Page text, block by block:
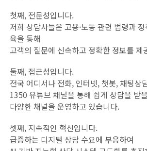
첫째, 전문성입니다.
저희 상담사들은 고용·노동 관련 법령과
육을 통해
고객의 질문에 신속하고 정확한 정보를 제
둘째, 접근성입니다.
전국 어디서나 전화, 인터넷, 챗봇, 채팅상
1350 유튜브 채널을 통해 쉽게 상담을 받
다양한 채널을 운영하고 있습니다.
셋째, 지속적인 혁신입니다.
급증하는 디지털 상담 수요에 부응하여